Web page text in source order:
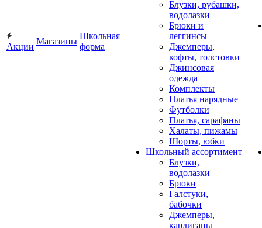
Акции
Магазины
Школьная
форма
Блузки, рубашки,
водолазки
Брюки и
леггинсы
Джемперы,
кофты, толстовки
Джинсовая
одежда
Комплекты
Платья нарядные
Футболки
Платья, сарафаны
Халаты, пижамы
Шорты, юбки
Школьный ассортимент
Блузки,
водолазки
Брюки
Галстуки,
бабочки
Джемперы,
кардиганы